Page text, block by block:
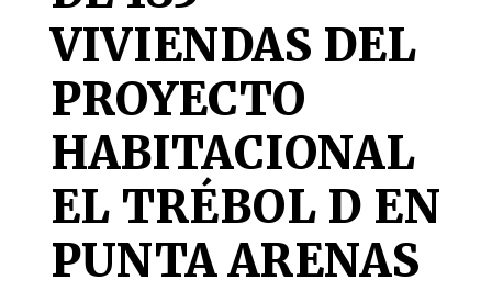
VIVIENDAS DEL
PROYECTO
HABITACIONAL
EL TRÉBOL D EN
PUNTA ARENAS